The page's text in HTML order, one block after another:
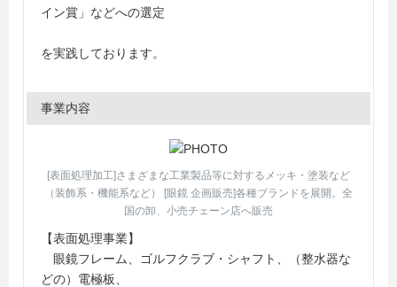
イン賞」などへの選定
を実践しております。
事業内容
[表面処理加工]さまざまな工業製品等に対するメッキ・塗装など
（装飾系・機能系など） [眼鏡 企画販売]各種ブランドを展開。全
国の卸、小売チェーン店へ販売
【表面処理事業】
眼鏡フレーム、ゴルフクラブ・シャフト、（整水器な
どの）電極板、